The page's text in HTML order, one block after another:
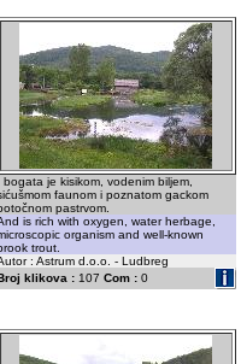
bogata je kisikom, vodenim biljem,
faunom i poznatom gackom
pastrvom.
is rich with oxygen, water herbage,
organism and well-known
trout.
: Astrum d.o.o. - Ludbreg
klikova :107 Com :0